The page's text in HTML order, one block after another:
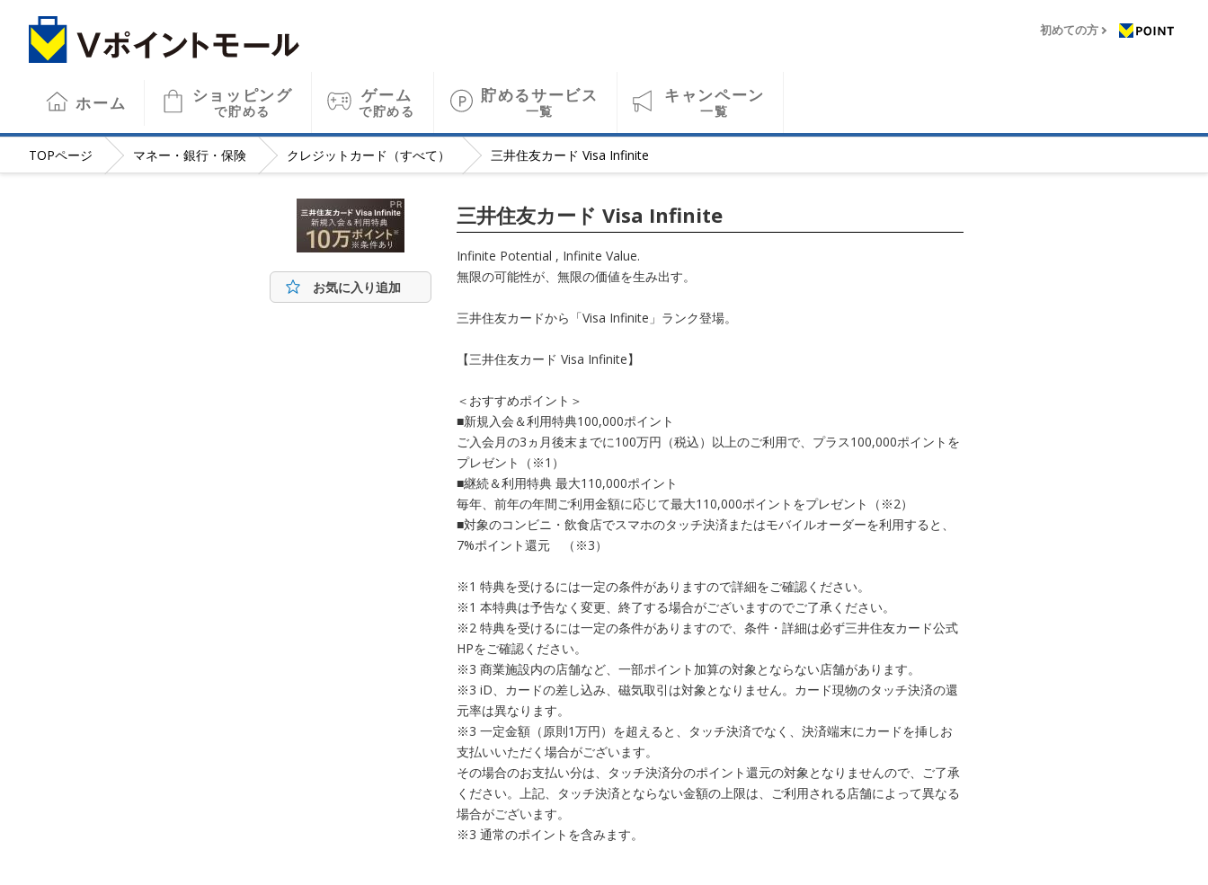
初めての方
ホーム ショッピング
で貯める
ゲーム
で貯める
貯めるサービス
一覧
キャンペーン
一覧
TOPページ マネー・銀行・保険 クレジットカード（すべて） 三井住友カード Visa Infinite
お気に入り追加
三井住友カード Visa Infinite
Infinite Potential , Infinite Value.
無限の可能性が、無限の価値を生み出す。
三井住友カードから「Visa Infinite」ランク登場。
【三井住友カード Visa Infinite】
＜おすすめポイント＞
■新規入会＆利用特典100,000ポイント
ご入会月の3ヵ月後末までに100万円（税込）以上のご利用で、プラス100,000ポイントを
プレゼント（※1）
■継続＆利用特典 最大110,000ポイント
毎年、前年の年間ご利用金額に応じて最大110,000ポイントをプレゼント（※2）
■対象のコンビニ・飲食店でスマホのタッチ決済またはモバイルオーダーを利用すると、
7%ポイント還元 （※3）
※1 特典を受けるには一定の条件がありますので詳細をご確認ください。
※1 本特典は予告なく変更、終了する場合がございますのでご了承ください。
※2 特典を受けるには一定の条件がありますので、条件・詳細は必ず三井住友カード公式
HPをご確認ください。
※3 商業施設内の店舗など、一部ポイント加算の対象とならない店舗があります。
※3 iD、カードの差し込み、磁気取引は対象となりません。カード現物のタッチ決済の還
元率は異なります。
※3 一定金額（原則1万円）を超えると、タッチ決済でなく、決済端末にカードを挿しお
支払いいただく場合がございます。
その場合のお支払い分は、タッチ決済分のポイント還元の対象となりませんので、ご了承
ください。上記、タッチ決済とならない金額の上限は、ご利用される店舗によって異なる
場合がございます。
※3 通常のポイントを含みます。